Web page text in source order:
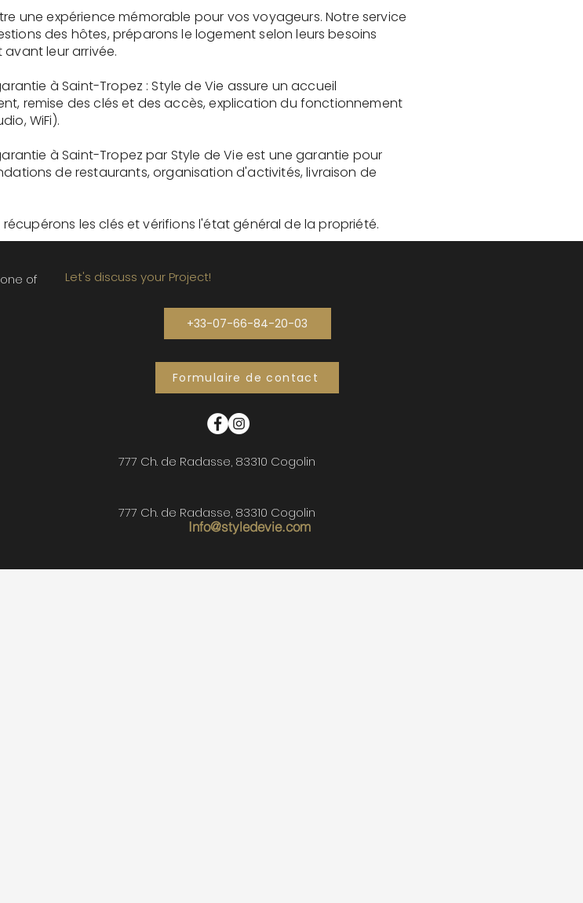
une expérience mémorable pour vos voyageurs. Notre service
des hôtes, préparons le logement selon leurs besoins
leur arrivée.
à Saint-Tropez : Style de Vie assure un accueil
remise des clés et des accès, explication du fonctionnement
WiFi).
à Saint-Tropez par Style de Vie est une garantie pour
de restaurants, organisation d'activités, livraison de
les clés et vérifions l'état général de la propriété.
of
Let's discuss your Project!
+33-07-66-84-20-03
Formulaire de contact
777 Ch. de Radasse, 83310 Cogolin
Info@styledevie.com
777 Ch. de Radasse, 83310 Cogolin